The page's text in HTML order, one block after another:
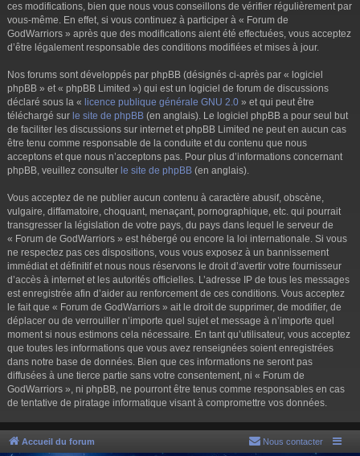
ces modifications, bien que nous vous conseillons de vérifier régulièrement par
vous-même. En effet, si vous continuez à participer à « Forum de
GodWarriors » après que des modifications aient été effectuées, vous acceptez
d’être légalement responsable des conditions modifiées et mises à jour.
Nos forums sont développés par phpBB (désignés ci-après par « logiciel
phpBB » et « phpBB Limited ») qui est un logiciel de forum de discussions
déclaré sous la « licence publique générale GNU 2.0 » et qui peut être
téléchargé sur le site de phpBB (en anglais). Le logiciel phpBB a pour seul but
de faciliter les discussions sur internet et phpBB Limited ne peut en aucun cas
être tenu comme responsable de la conduite et du contenu que nous
acceptons et que nous n’acceptons pas. Pour plus d’informations concernant
phpBB, veuillez consulter le site de phpBB (en anglais).
Vous acceptez de ne publier aucun contenu à caractère abusif, obscène,
vulgaire, diffamatoire, choquant, menaçant, pornographique, etc. qui pourrait
transgresser la législation de votre pays, du pays dans lequel le serveur de
« Forum de GodWarriors » est hébergé ou encore la loi internationale. Si vous
ne respectez pas ces dispositions, vous vous exposez à un bannissement
immédiat et définitif et nous nous réservons le droit d’avertir votre fournisseur
d’accès à internet et les autorités officielles. L’adresse IP de tous les messages
est enregistrée afin d’aider au renforcement de ces conditions. Vous acceptez
le fait que « Forum de GodWarriors » ait le droit de supprimer, de modifier, de
déplacer ou de verrouiller n’importe quel sujet et message à n’importe quel
moment si nous estimons cela nécessaire. En tant qu’utilisateur, vous acceptez
que toutes les informations que vous avez renseignées soient enregistrées
dans notre base de données. Bien que ces informations ne seront pas
diffusées à une tierce partie sans votre consentement, ni « Forum de
GodWarriors », ni phpBB, ne pourront être tenus comme responsables en cas
de tentative de piratage informatique visant à compromettre vos données.
Accueil du forum Nous contacter